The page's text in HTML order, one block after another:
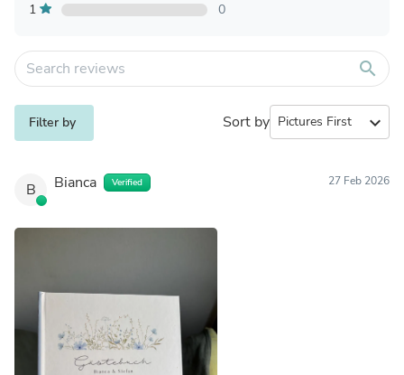
1
0
search
Filter by Sort by expand_more
B Bianca Verified 27 Feb 2026